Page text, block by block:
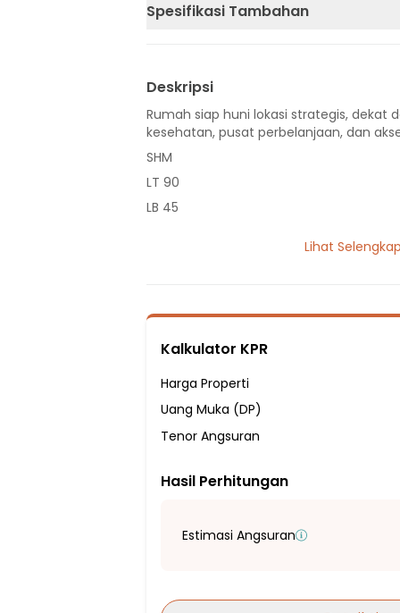
Spesifikasi Tambahan
Deskripsi
Rumah siap huni lokasi strategis, dekat
kesehatan, pusat perbelanjaan, dan
SHM
LT 90
LB 45
Hadap Barat
Fasilitas Sekitar Hunian:
4 Menit ke SMP Negeri 1 Ciomas
5 Menit ke SMP PGRI CIOMAS
5 Menit ke SDN Ciapus 02
6 Menit ke SDN Ciapus 06
8 Menit ke Pasar Ciomas
Lihat
Kalkulator KPR
Harga Properti
Uang Muka (DP)
Tenor Angsuran
Hasil Perhitungan
Estimasi Angsuran